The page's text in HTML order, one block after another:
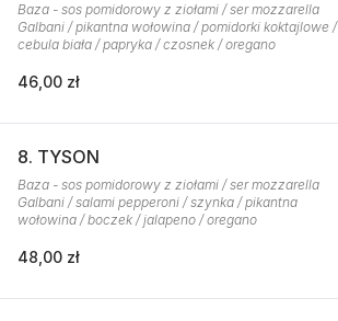
Baza - sos pomidorowy z ziołami / ser mozzarella
Galbani / pikantna wołowina / pomidorki koktajlowe /
cebula biała / papryka / czosnek / oregano
46,00 zł
8. TYSON
Baza - sos pomidorowy z ziołami / ser mozzarella
Galbani / salami pepperoni / szynka / pikantna
wołowina / boczek / jalapeno / oregano
48,00 zł